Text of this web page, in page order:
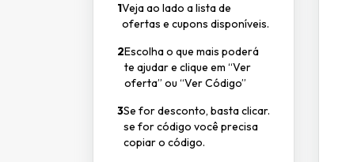
1Veja ao lado a lista de
ofertas e cupons disponíveis.
2Escolha o que mais poderá
te ajudar e clique em “Ver
oferta” ou “Ver Código”
3Se for desconto, basta clicar.
se for código você precisa
copiar o código.